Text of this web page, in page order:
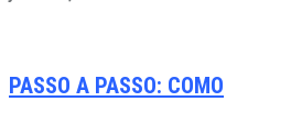
PASSO A PASSO: COMO